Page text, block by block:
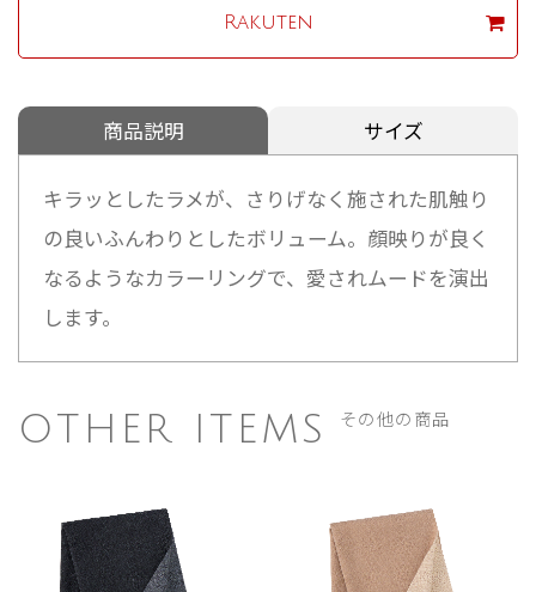
Rakuten
商品説明 サイズ
キラッとしたラメが、さりげなく施された肌触り
の良いふんわりとしたボリューム。顔映りが良く
なるようなカラーリングで、愛されムードを演出
します。
OTHER ITEMS その他の商品